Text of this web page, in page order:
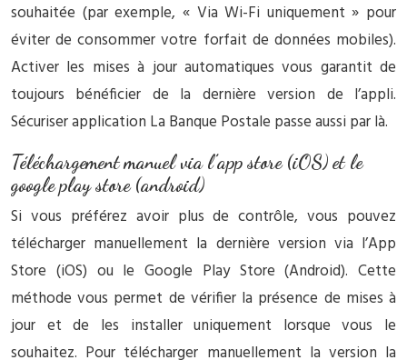
souhaitée (par exemple, « Via Wi-Fi uniquement » pour
éviter de consommer votre forfait de données mobiles).
Activer les mises à jour automatiques vous garantit de
toujours bénéficier de la dernière version de l’appli.
Sécuriser application La Banque Postale passe aussi par là.
Téléchargement manuel via l’app store (iOS) et le
google play store (android)
Si vous préférez avoir plus de contrôle, vous pouvez
télécharger manuellement la dernière version via l’App
Store (iOS) ou le Google Play Store (Android). Cette
méthode vous permet de vérifier la présence de mises à
jour et de les installer uniquement lorsque vous le
souhaitez. Pour télécharger manuellement la version la